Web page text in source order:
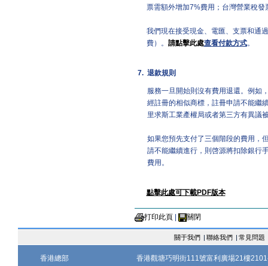
票需額外增加7%費用；台灣營業稅發
我們現在接受現金、電匯、支票和通
費）。 請點擊此處查看付款方式。
7. 退款規則
服務一旦開始則沒有費用退還。例如
經註冊的相似商標，註冊申請不能繼
里求斯工業產權局或者第三方有異議
如果您預先支付了三個階段的費用，
請不能繼續進行，則啓源將扣除銀行
費用。
點擊此處可下載PDF版本
打印此頁| 關閉
關于我們 | 聯絡我們 | 常見問題
香港總部
香港觀塘巧明街111號富利廣場21樓